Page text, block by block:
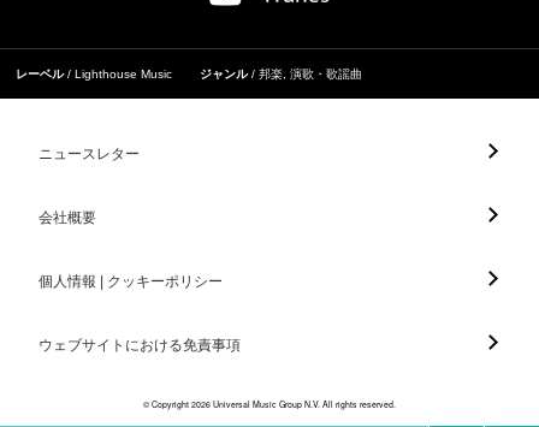
レーベル Lighthouse Music ジャンル 邦楽, 演歌・歌謡曲
ニュースレター
会社概要
個人情報 | クッキーポリシー
ウェブサイトにおける免責事項
© Copyright 2026 Universal Music Group N.V. All rights reserved.